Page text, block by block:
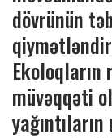
dövrünün
müvəqqəti